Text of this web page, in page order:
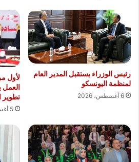
رئيس الوزراء يستقبل المدير العام
لمنظمة اليونسكو
6 أغسطس، 2026
لأول
العمل
تطوير
5 أغسطس، 2026